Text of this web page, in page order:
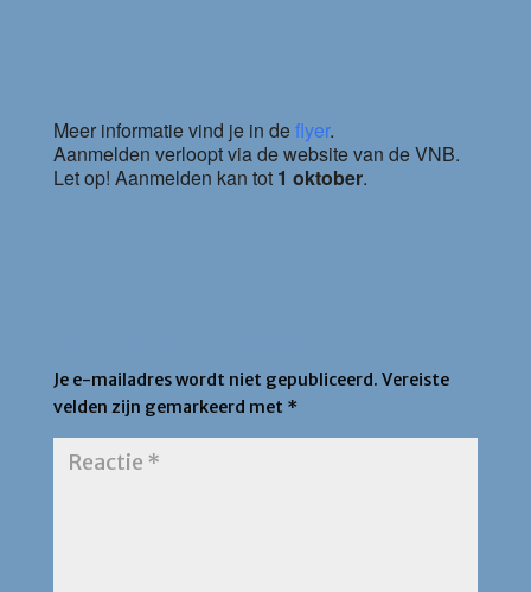
Meer informatie vind je in deflyer.
Aanmelden verloopt via de website van de VNB.
Let op! Aanmelden kan tot 1 oktober.
Je e-mailadres wordt niet gepubliceerd. Vereiste
velden zijn gemarkeerd met *